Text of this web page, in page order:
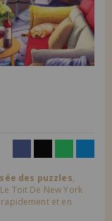
vous pouvez faire vos
vérifier le statut de
des puzzles,
Toit De New York
et en